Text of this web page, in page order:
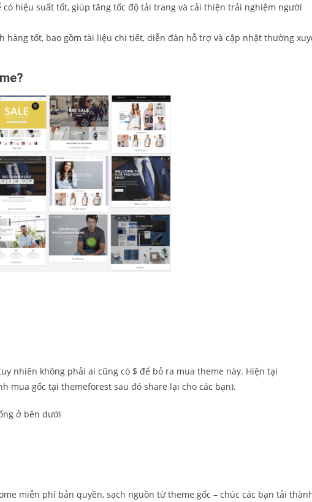
có hiệu suất tốt, giúp tăng tốc độ tải trang và cải thiện trải nghiệm người
hàng tốt, bao gồm tài liệu chi tiết, diễn đàn hỗ trợ và cập nhật thường
nhiên không phải ai cũng có $ để bỏ ra mua theme này. Hiện tại
mua gốc tại themeforest sau đó share lại cho các bạn).
ở bên dưới
miễn phí bản quyền, sạch nguồn từ theme gốc – chúc các bạn tải